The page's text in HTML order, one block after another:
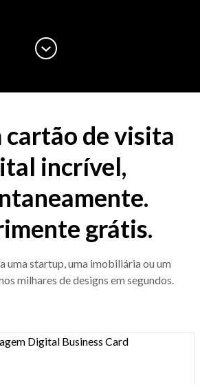
cartão de visita
incrível,
grátis.
uma startup, uma imobiliária ou um
milhares de designs em segundos.